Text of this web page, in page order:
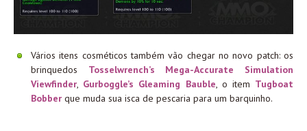
Vários itens cosméticos também vão chegar no novo patch: os
brinquedos Tosselwrench’s Mega-Accurate Simulation
Viewfinder, Gurboggle’s Gleaming Bauble, o item Tugboat
Bobber que muda sua isca de pescaria para um barquinho.